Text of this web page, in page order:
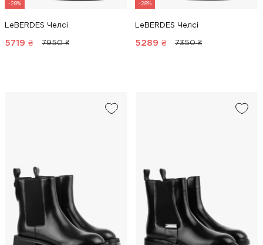
-28%
LeBERDES Челсі
5719 ₴ 7950 ₴
-28%
LeBERDES Челсі
5289 ₴ 7350 ₴